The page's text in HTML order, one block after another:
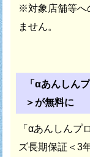
※対象店舗等へ
ません。
「αあんしん
＞が無料に
「αあんしんプ
ズ長期保証＜3